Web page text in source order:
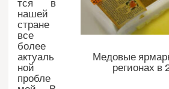
Медовые
регионах в
тся в
нашей
стране
все
более
актуаль
ной
пробле